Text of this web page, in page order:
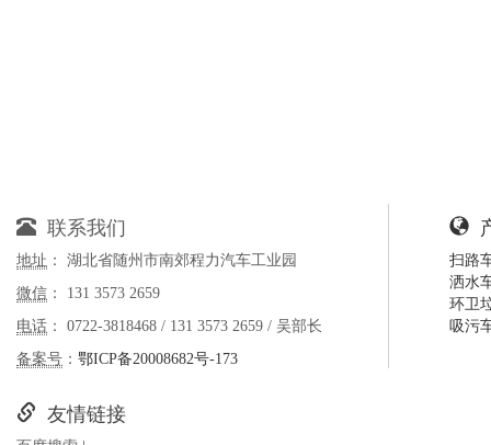
联系我们
地址 ： 湖北省随州市南郊程力汽车工业园
微信 ： 131 3573 2659
电话 ： 0722-3818468 / 131 3573 2659 / 吴部长
备案号 ： 鄂ICP备20008682号-173
扫路
洒水
环卫
吸污
友情链接